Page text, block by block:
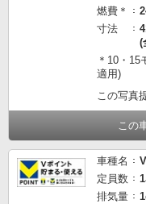
燃費＊
寸法
(
＊10・
適用)
この写真
この
車種名
定員数
排気量